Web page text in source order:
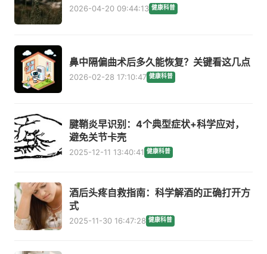
2026-04-20 09:44:13 健康科普
鼻中隔偏曲术后多久能恢复？关键看这几点
2026-02-28 17:10:47 健康科普
腱鞘炎早识别：4个典型症状+科学应对，
避免关节卡壳
2025-12-11 13:40:41 健康科普
酒后头疼自救指南：科学解酒的正确打开方
式
2025-11-30 16:47:28 健康科普